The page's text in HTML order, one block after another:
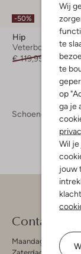
Wij
te
te
op
ga je
Wil
jouw
-50%
Hip
Veterboots
€ 119,95
€ 59,99
Schoenen
Contact
Maandag - Vrijdag